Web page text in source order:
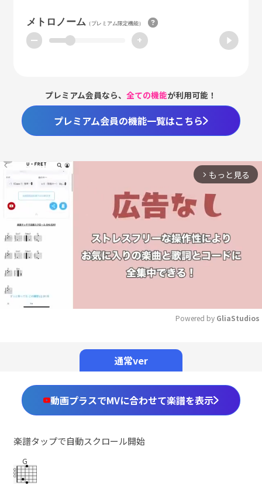
メトロノーム （プレミアム限定機能）
ー +
プレミアム会員なら、全ての機能が利用可能！
プレミアム会員の機能一覧はこちら
arrow_forward_ios もっと見る
Powered by GliaStudios
通常ver
動画プラスでMVに合わせて楽譜を表示
楽譜タップで自動スクロール開始
G